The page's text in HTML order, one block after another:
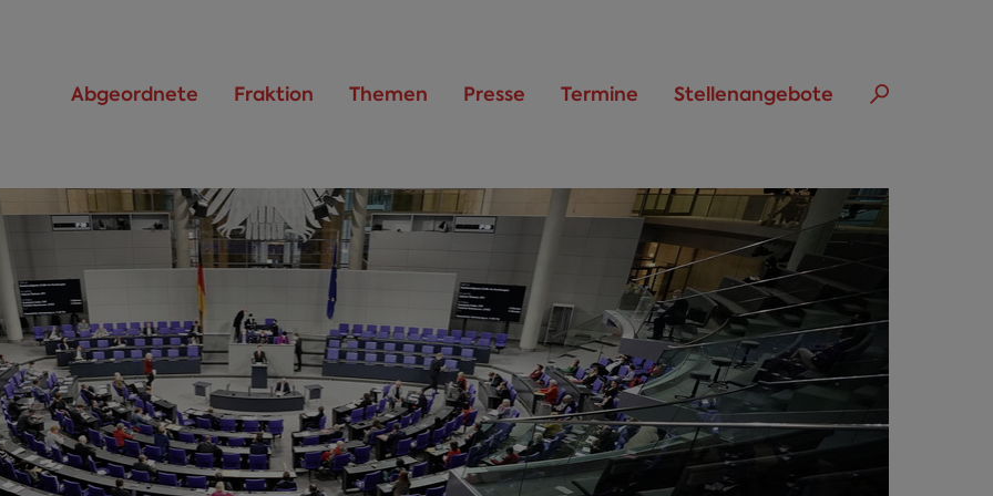
Abgeordnete Fraktion Themen Presse Termine Stellenangebote